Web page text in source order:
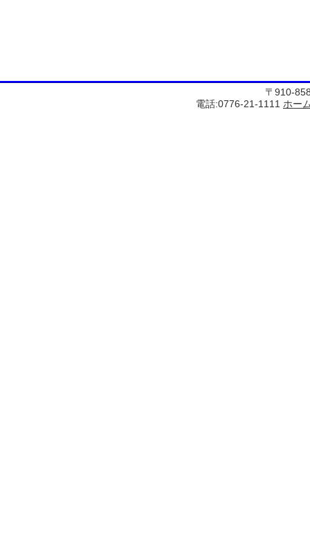
〒910-
電話:0776-21-1111 ホー